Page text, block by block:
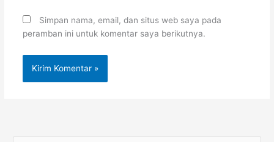
Simpan nama, email, dan situs web saya pada
peramban ini untuk komentar saya berikutnya.